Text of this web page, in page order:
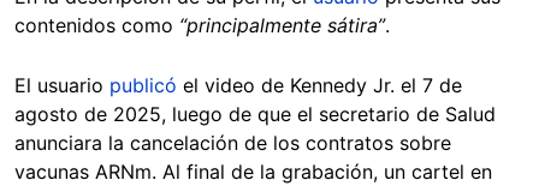
contenidos como “principalmente sátira”.
El usuario publicó el video de Kennedy Jr. el 7 de
agosto de 2025, luego de que el secretario de Salud
anunciara la cancelación de los contratos sobre
vacunas ARNm. Al final de la grabación, un cartel en